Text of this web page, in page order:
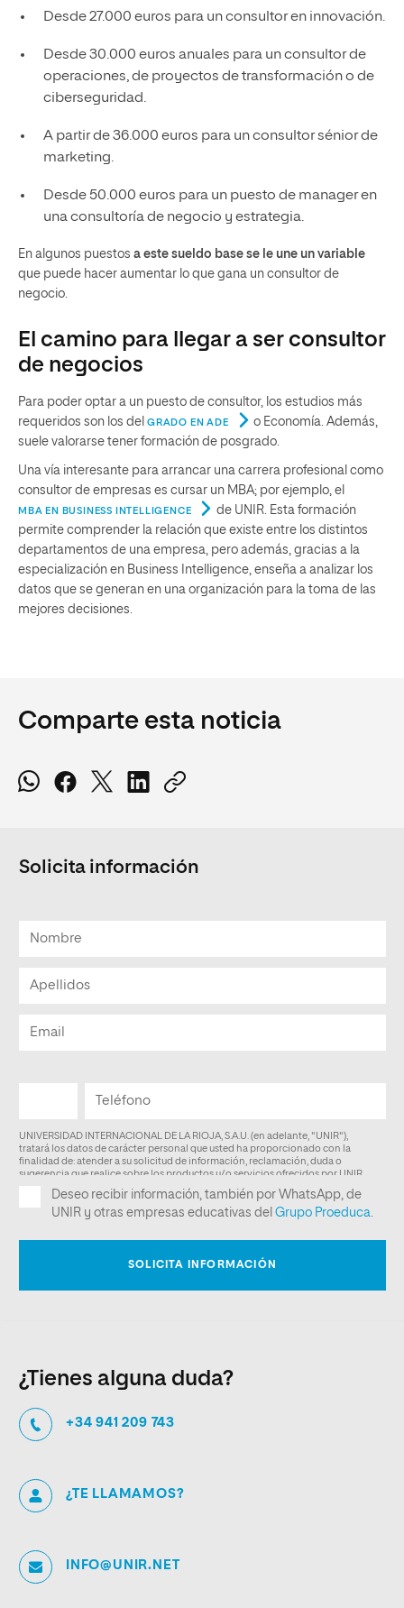
Desde 27.000 euros para un consultor en innovación.
Desde 30.000 euros anuales para un consultor de
operaciones, de proyectos de transformación o de
ciberseguridad.
A partir de 36.000 euros para un consultor sénior de
marketing.
Desde 50.000 euros para un puesto de manager en
una consultoría de negocio y estrategia.
En algunos puestos a este sueldo base se le une un variable
que puede hacer aumentar lo que gana un consultor de
negocio.
El camino para llegar a ser consultor
de negocios
Para poder optar a un puesto de consultor, los estudios más
requeridos son los del GRADO EN ADE
o Economía. Además,
suele valorarse tener formación de posgrado.
Una vía interesante para arrancar una carrera profesional como
consultor de empresas es cursar un MBA; por ejemplo, el
MBA EN BUSINESS INTELLIGENCE
de UNIR. Esta formación
permite comprender la relación que existe entre los distintos
departamentos de una empresa, pero además, gracias a la
especialización en Business Intelligence, enseña a analizar los
datos que se generan en una organización para la toma de las
mejores decisiones.
Comparte esta noticia
Solicita información
¿Tienes alguna duda?
+34 941 209 743
¿TE LLAMAMOS?
INFO@UNIR.NET